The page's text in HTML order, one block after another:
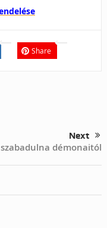
Share
Next
démonaitól